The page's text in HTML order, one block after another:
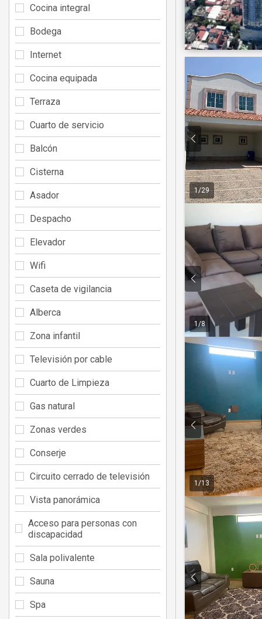
1/29
1 /8
1 /13
Cocina integral
Bodega
Internet
Cocina equipada
Terraza
Cuarto de servicio
Balcón
Cisterna
Asador
Despacho
Elevador
Wifi
Caseta de vigilancia
Alberca
Zona infantil
Televisión por cable
Cuarto de Limpieza
Gas natural
Zonas verdes
Conserje
Circuito cerrado de televisión
Vista panorámica
Acceso para personas con
discapacidad
Sala polivalente
Sauna
Spa